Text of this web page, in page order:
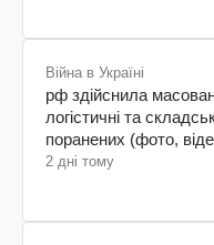
Війна в Україні
рф здійснила
логістичні та
поранених (фото,
2 дні тому